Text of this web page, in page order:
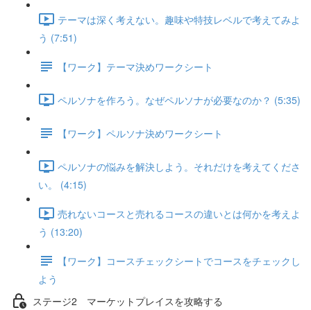
テーマは深く考えない。趣味や特技レベルで考えてみよ
う (7:51)
【ワーク】テーマ決めワークシート
ペルソナを作ろう。なぜペルソナが必要なのか？ (5:35)
【ワーク】ペルソナ決めワークシート
ペルソナの悩みを解決しよう。それだけを考えてくださ
い。 (4:15)
売れないコースと売れるコースの違いとは何かを考えよ
う (13:20)
【ワーク】コースチェックシートでコースをチェックし
よう
ステージ2 マーケットプレイスを攻略する